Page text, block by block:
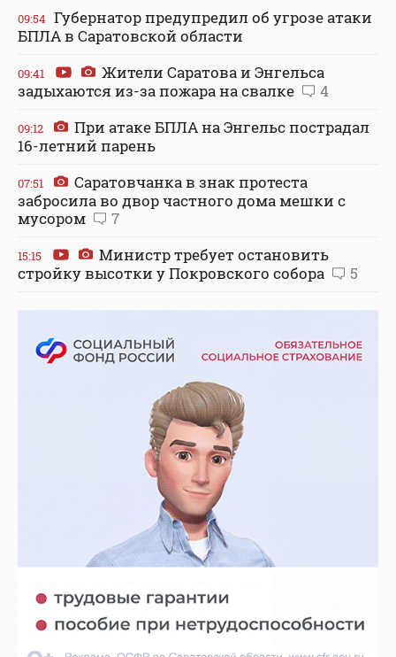
09:54 Губернатор предупредил об угрозе атаки
БПЛА в Саратовской области
09:41
Жители Саратова и Энгельса
задыхаются из-за пожара на свалке
4
09:12
При атаке БПЛА на Энгельс пострадал
16-летний парень
07:51
Саратовчанка в знак протеста
забросила во двор частного дома мешки с
мусором
7
15:15
Министр требует остановить
стройку высотки у Покровского собора
5